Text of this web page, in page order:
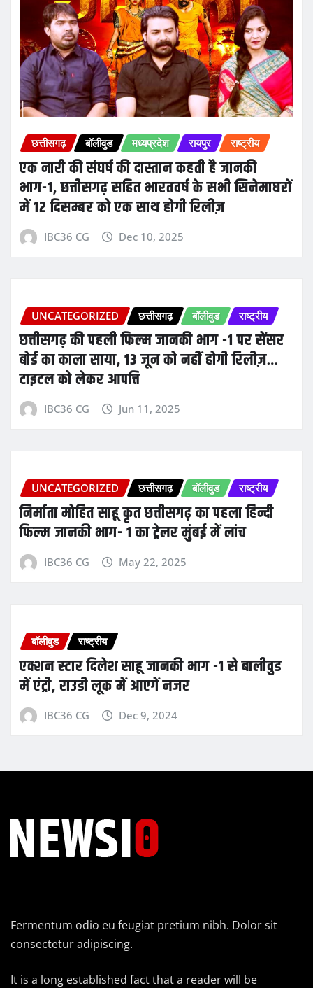
छत्तीसगढ़ बॉलीवुड मध्यप्रदेश रायपुर राष्ट्रीय
एक नारी की संघर्ष की दास्तान कहती है जानकी
भाग-1, छत्तीसगढ़ सहित भारतवर्ष के सभी सिनेमाघरों
में 12 दिसम्बर को एक साथ होगी रिलीज़
IBC36 CG Dec 10, 2025
UNCATEGORIZED छत्तीसगढ़ बॉलीवुड राष्ट्रीय
छत्तीसगढ़ की पहली फिल्म जानकी भाग -1 पर सेंसर
बोर्ड का काला साया, 13 जून को नहीं होगी रिलीज़…
टाइटल को लेकर आपत्ति
IBC36 CG Jun 11, 2025
UNCATEGORIZED छत्तीसगढ़ बॉलीवुड राष्ट्रीय
निर्माता मोहित साहू कृत छत्तीसगढ़ का पहला हिन्दी
फिल्म जानकी भाग- 1 का ट्रेलर मुंबई में लांच
IBC36 CG May 22, 2025
बॉलीवुड राष्ट्रीय
एक्शन स्टार दिलेश साहू जानकी भाग -1 से बालीवुड
में एंट्री, राउडी लूक में आएगें नजर
IBC36 CG Dec 9, 2024
Fermentum odio eu feugiat pretium nibh. Dolor sit
consectetur adipiscing.
It is a long established fact that a reader will be